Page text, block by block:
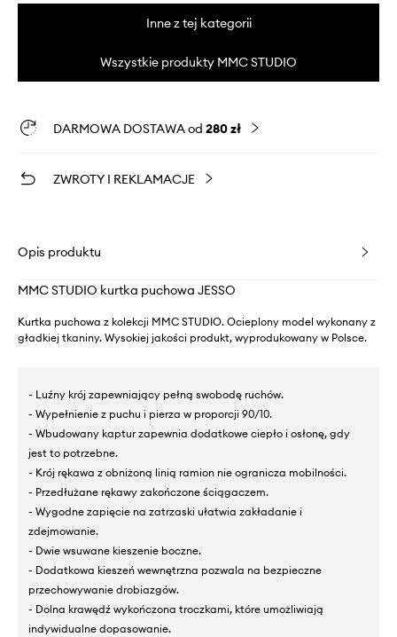
Inne z tej kategorii
Wszystkie produkty MMC STUDIO
DARMOWA DOSTAWA od 280 zł
ZWROTY I REKLAMACJE
Opis produktu
MMC STUDIO kurtka puchowa JESSO
Kurtka puchowa z kolekcji MMC STUDIO. Ocieplony model wykonany z
gładkiej tkaniny. Wysokiej jakości produkt, wyprodukowany w Polsce.
- Luźny krój zapewniający pełną swobodę ruchów.
- Wypełnienie z puchu i pierza w proporcji 90/10.
- Wbudowany kaptur zapewnia dodatkowe ciepło i osłonę, gdy
jest to potrzebne.
- Krój rękawa z obniżoną linią ramion nie ogranicza mobilności.
- Przedłużane rękawy zakończone ściągaczem.
- Wygodne zapięcie na zatrzaski ułatwia zakładanie i
zdejmowanie.
- Dwie wsuwane kieszenie boczne.
- Dodatkowa kieszeń wewnętrzna pozwala na bezpieczne
przechowywanie drobiazgów.
- Dolna krawędź wykończona troczkami, które umożliwiają
indywidualne dopasowanie.